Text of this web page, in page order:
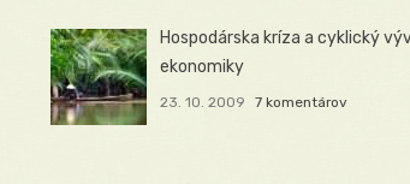
Hospodárska kríza a cyklický
ekonomiky
23. 10. 2009 7 komentárov